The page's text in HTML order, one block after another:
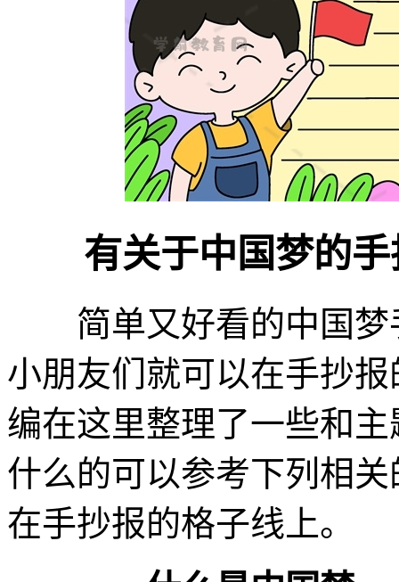
有关于中国梦的手
简单又好看的中国梦
小朋友们就可以在手抄
编在这里整理了一些和
什么的可以参考下列相
在手抄报的格子线上。